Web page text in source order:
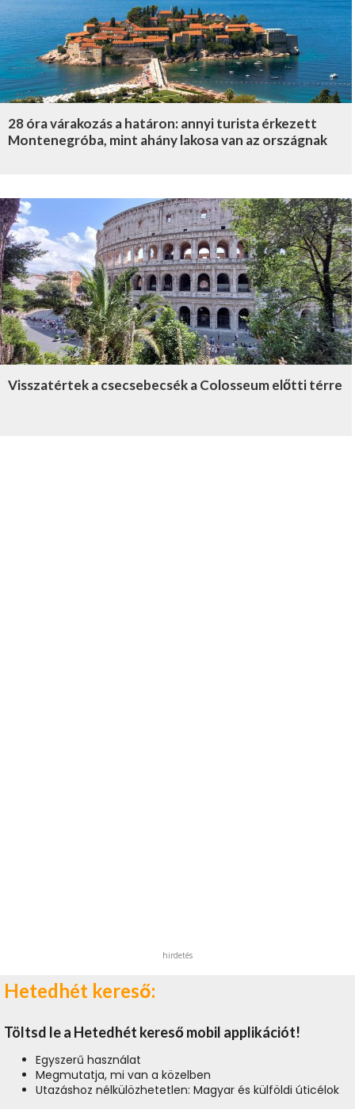
28 óra várakozás a határon: annyi turista érkezett
Montenegróba, mint ahány lakosa van az országnak
Visszatértek a csecsebecsék a Colosseum előtti térre
hirdetés
Hetedhét kereső:
Töltsd le a Hetedhét kereső mobil applikációt!
Egyszerű használat
Megmutatja, mi van a közelben
Utazáshoz nélkülözhetetlen: Magyar és külföldi úticélok